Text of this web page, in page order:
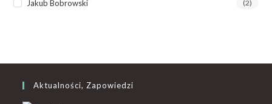
Jakub Bobrowski (2)
Aktualności, Zapowiedzi